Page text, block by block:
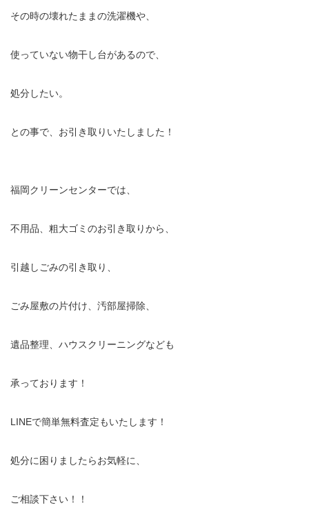
その時の壊れたままの洗濯機や、
使っていない物干し台があるので、
処分したい。
との事で、お引き取りいたしました！
福岡クリーンセンターでは、
不用品、粗大ゴミのお引き取りから、
引越しごみの引き取り、
ごみ屋敷の片付け、汚部屋掃除、
遺品整理、ハウスクリーニングなども
承っております！
LINEで簡単無料査定もいたします！
処分に困りましたらお気軽に、
ご相談下さい！！